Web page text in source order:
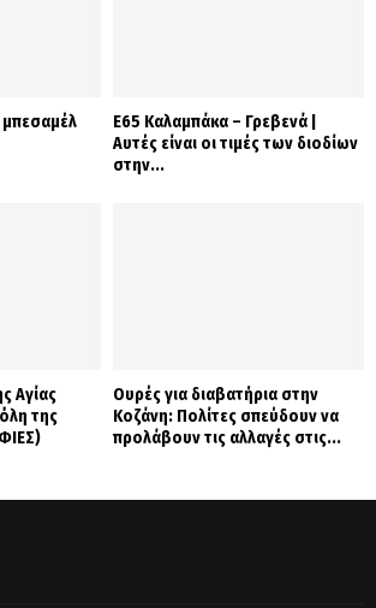
μπεσαμέλ
Ε65 Καλαμπάκα – Γρεβενά |
Αυτές είναι οι τιμές των διοδίων
στην...
Αγίας
της
Ουρές για διαβατήρια στην
Κοζάνη: Πολίτες σπεύδουν να
προλάβουν τις αλλαγές στις...